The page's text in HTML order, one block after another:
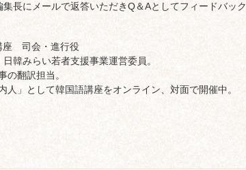
長にメールで返答いただきQ＆Aとしてフィードバック
座 司会・進行役
韓みらい若者支援事業運営委員。
の翻訳担当。
人」として韓国語講座をオンライン、対面で開催中。